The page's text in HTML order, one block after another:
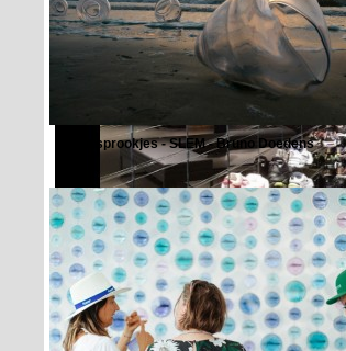
Zomersprookjes - SLEM - Bruno Doedens